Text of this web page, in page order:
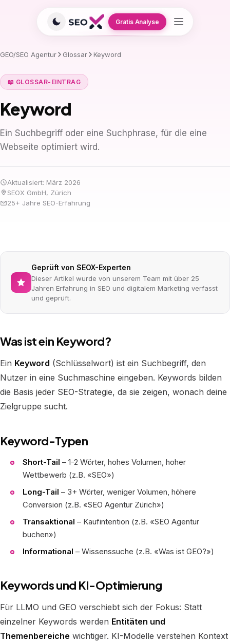
Gratis Analyse
GEO/SEO Agentur Glossar Keyword
📖 GLOSSAR-EINTRAG
Keyword
Ein Suchbegriff oder eine Suchphrase, für die eine
Webseite optimiert wird.
Aktualisiert: März 2026
SEOX GmbH, Zürich
25+ Jahre SEO-Erfahrung
Geprüft von SEOX-Experten
Dieser Artikel wurde von unserem Team mit über 25
Jahren Erfahrung in SEO und digitalem Marketing verfasst
und geprüft.
Was ist ein Keyword?
Ein Keyword (Schlüsselwort) ist ein Suchbegriff, den
Nutzer in eine Suchmaschine eingeben. Keywords bilden
die Basis jeder SEO-Strategie, da sie zeigen, wonach deine
Zielgruppe sucht.
Keyword-Typen
Short-Tail – 1-2 Wörter, hohes Volumen, hoher
Wettbewerb (z.B. «SEO»)
Long-Tail – 3+ Wörter, weniger Volumen, höhere
Conversion (z.B. «SEO Agentur Zürich»)
Transaktional – Kaufintention (z.B. «SEO Agentur
buchen»)
Informational – Wissenssuche (z.B. «Was ist GEO?»)
Keywords und KI-Optimierung
Für LLMO und GEO verschiebt sich der Fokus: Statt
einzelner Keywords werden Entitäten und
Themenbereiche wichtiger. KI-Modelle verstehen Kontext